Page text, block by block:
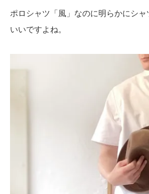
ポロシャツ「風」なのに明らかにシャ
いいですよね。